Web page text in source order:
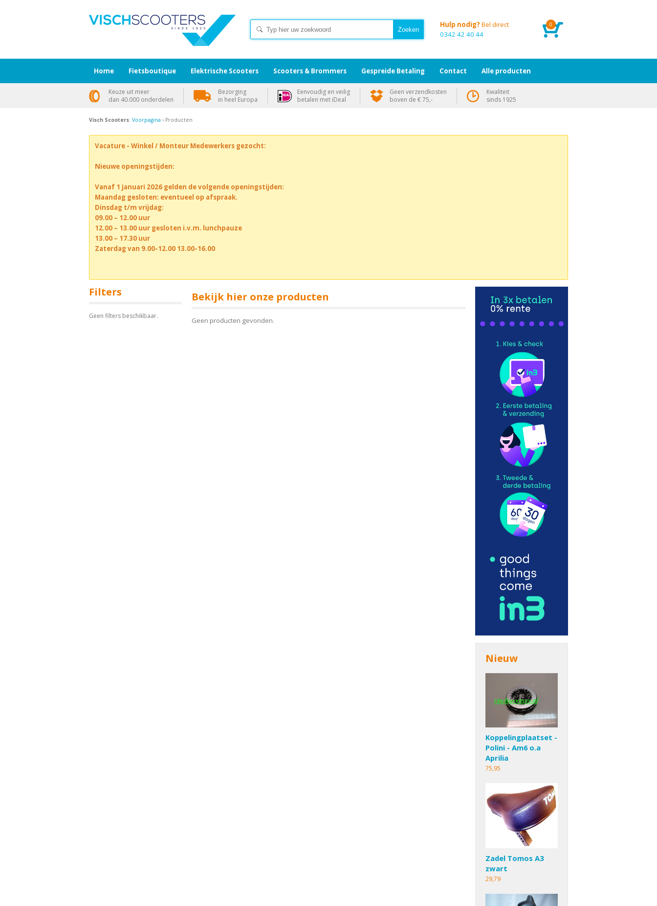
0
Hulp nodig? Bel direct
0342 42 40 44
Visch Scooters: Voorpagina › Producten
Vacature - Winkel / Monteur Medewerkers gezocht:
Nieuwe openingstijden:
Vanaf 1 januari 2026 gelden de volgende openingstijden:
Maandag gesloten: eventueel op afspraak.
Dinsdag t/m vrijdag:
09.00 – 12.00 uur
12.00 – 13.00 uur gesloten i.v.m. lunchpauze
13.00 – 17.30 uur
Zaterdag van 9.00-12.00 13.00-16.00
Filters
Geen filters beschikbaar.
Bekijk hier onze producten
Geen producten gevonden.
Nieuw
Koppelingplaatset -
Polini - Am6 o.a
Aprilia
75,95
Zadel Tomos A3
zwart
29,79
Home Fietsboutique Elektrische Scooters Scooters & Brommers Gespreide Betaling Contact Alle producten
Keuze uit meer
dan 40.000 onderdelen
Bezorging
in heel Europa
Eenvoudig en veilig
betalen met iDeal
Geen verzendkosten
boven de € 75,-
Kwaliteit
sinds 1925